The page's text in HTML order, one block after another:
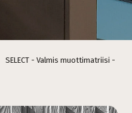
SELECT - Valmis muottimatriisi -